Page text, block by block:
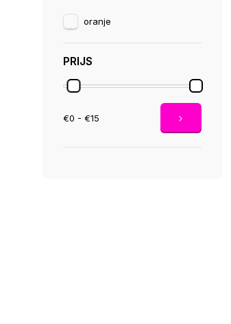
oranje
PRIJS
€0 - €15